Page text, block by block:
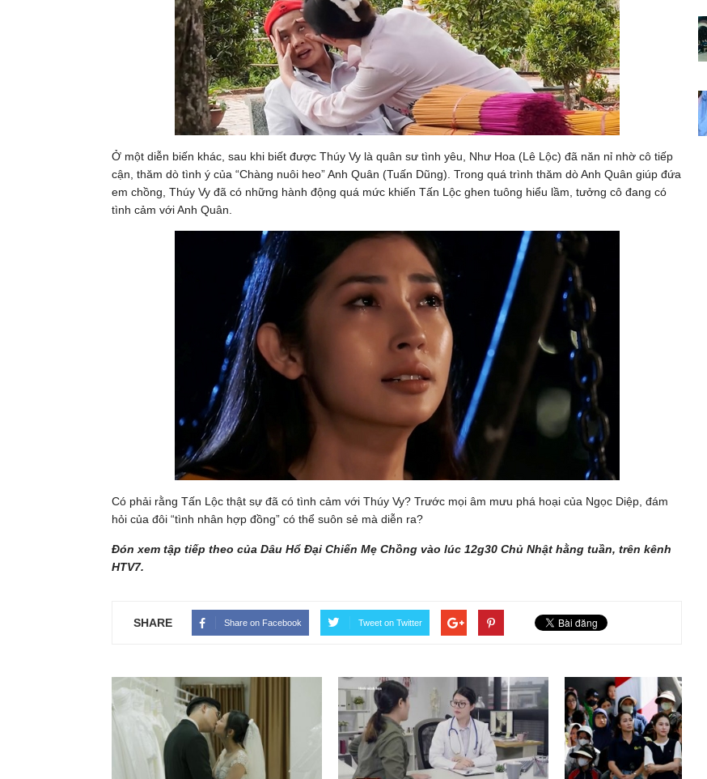
Ở một diễn biến khác, sau khi biết được Thúy Vy là quân sư tình yêu, Như Hoa (Lê Lộc) đã năn nỉ nhờ cô tiếp
cận, thăm dò tình ý của “Chàng nuôi heo” Anh Quân (Tuấn Dũng). Trong quá trình thăm dò Anh Quân giúp đứa
em chồng, Thúy Vy đã có những hành động quá mức khiến Tấn Lộc ghen tuông hiểu lầm, tưởng cô đang có
tình cảm với Anh Quân.
Có phải rằng Tấn Lộc thật sự đã có tình cảm với Thúy Vy? Trước mọi âm mưu phá hoại của Ngọc Diệp, đám
hỏi của đôi “tình nhân hợp đồng” có thể suôn sẻ mà diễn ra?
Đón xem tập tiếp theo của Dâu Hổ Đại Chiến Mẹ Chồng vào lúc 12g30 Chủ Nhật hằng tuần, trên kênh
HTV7.
SHARE Share on Facebook Tweet on Twitter